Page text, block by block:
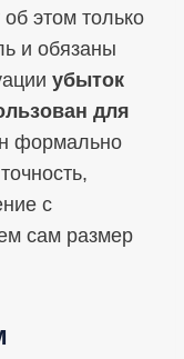
этом только
и обязаны
убыток
для
формально
с
сам размер